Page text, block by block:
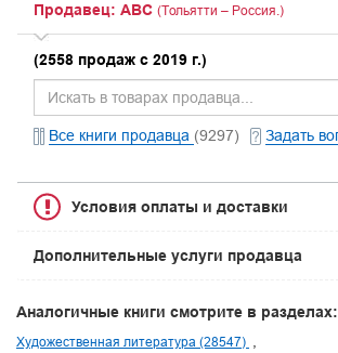
Продавец: ABC (Тольятти – Россия.)
(2558 продаж с 2019 г.)
Все книги продавца (9297) Задать
Условия оплаты и доставки
Дополнительные услуги продавца
Аналогичные книги смотрите в разделах:
Художественная литература (28547)